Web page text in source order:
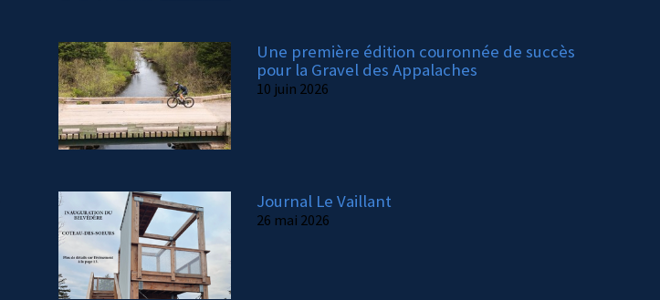
Une première édition couronnée de succès
pour la Gravel des Appalaches
10 juin 2026
Journal Le Vaillant
26 mai 2026